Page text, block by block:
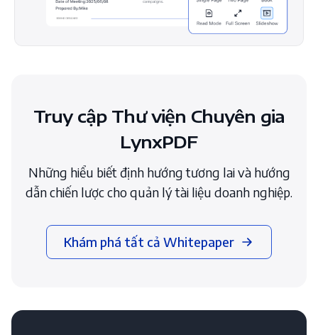
Truy cập Thư viện Chuyên gia
LynxPDF
Những hiểu biết định hướng tương lai và hướng
dẫn chiến lược cho quản lý tài liệu doanh nghiệp.
Khám phá tất cả Whitepaper